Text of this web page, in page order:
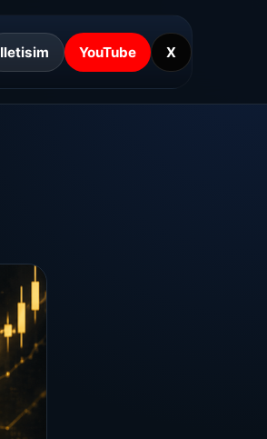
Iletisim YouTube X